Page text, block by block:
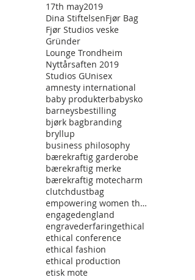
17th may2019
Dina StiftelsenFjør Bag
Fjør Studios veske
Gründer
Lounge Trondheim
Nyttårsaften 2019
Studios GUnisex
amnesty international
baby produkterbabysko
barneysbestilling
bjørk bagbranding
bryllup
business philosophy
bærekraftig garderobe
bærekraftig merke
bærekraftig motecharm
clutchdustbag
empowering women through fashon
engagedengland
engravederfaringethical
ethical conference
ethical fashion
ethical production
etisk mote